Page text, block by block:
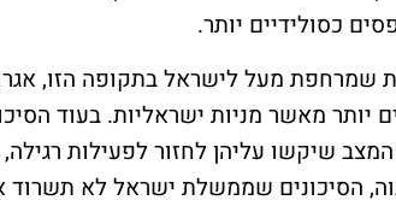
כסולידיים יותר.
שמרחפת מעל לישראל בתקופה הזו,
יותר מאשר מניות ישראליות. בעוד
שיקשו עליהן לחזור לפעילות
הסיכונים שממשלת ישראל לא